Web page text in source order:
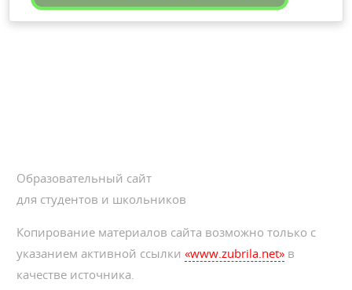
Образовательный сайт
для студентов и школьников
Копирование материалов сайта возможно только с
указанием активной ссылки«www.zubrila.net» в
качестве источника.